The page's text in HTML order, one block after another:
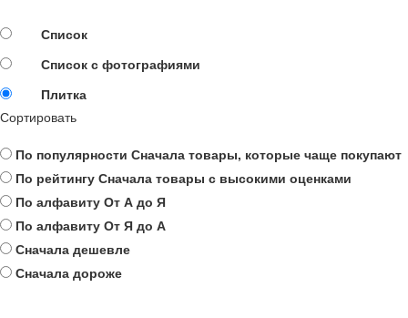
Список
Список с фотографиями
Плитка
Сортировать
По популярности Сначала товары, которые чаще покупают
По рейтингу Сначала товары с высокими оценками
По алфавиту От А до Я
По алфавиту От Я до А
Сначала дешевле
Сначала дороже